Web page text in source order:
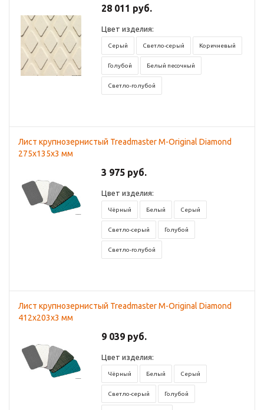
28 011 руб.
Цвет изделия:
Серый Светло-серый Коричневый
Голубой Белый песочный
Светло-голубой
Лист крупнозернистый Treadmaster M-Original Diamond
275x135х3 мм
3 975 руб.
Цвет изделия:
Чёрный Белый Серый
Светло-серый Голубой
Светло-голубой
Лист крупнозернистый Treadmaster M-Original Diamond
412x203х3 мм
9 039 руб.
Цвет изделия:
Чёрный Белый Серый
Светло-серый Голубой